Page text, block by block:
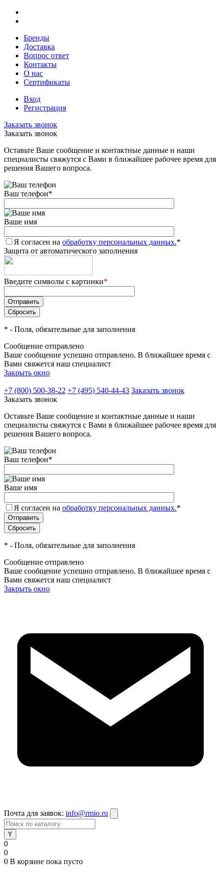
Бренды
Доставка
Вопрос ответ
Контакты
О нас
Сертификаты
Вход
Регистрация
Заказать звонок
Заказать звонок
Оставьте Ваше сообщение и контактные данные и наши
специалисты свяжутся с Вами в ближайшее рабочее время для
решения Вашего вопроса.
Ваш телефон*
Ваше имя
Я согласен на обработку персональных данных.*
Защита от автоматического заполнения
Введите символы с картинки*
* - Поля, обязательные для заполнения
Сообщение отправлено
Ваше сообщение успешно отправлено. В ближайшее время с
Вами свяжется наш специалист
Закрыть окно
+7 (800) 500-38-22 +7 (495) 540-44-43 Заказать звонок
Заказать звонок
Оставьте Ваше сообщение и контактные данные и наши
специалисты свяжутся с Вами в ближайшее рабочее время для
решения Вашего вопроса.
Ваш телефон*
Ваше имя
Я согласен на обработку персональных данных.*
* - Поля, обязательные для заполнения
Сообщение отправлено
Ваше сообщение успешно отправлено. В ближайшее время с
Вами свяжется наш специалист
Закрыть окно
Почта для заявок: info@rmio.ru
0
0
0 В корзине пока пусто